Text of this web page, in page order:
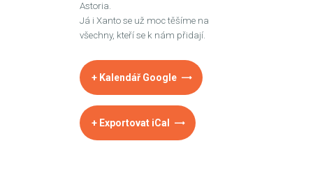
Astoria.
Já i Xanto se už moc těšíme na
všechny, kteří se k nám přidají.
+ Kalendář Google
+ Exportovat iCal